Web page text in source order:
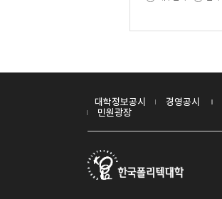
대학정보공시 경영공시
민원광장